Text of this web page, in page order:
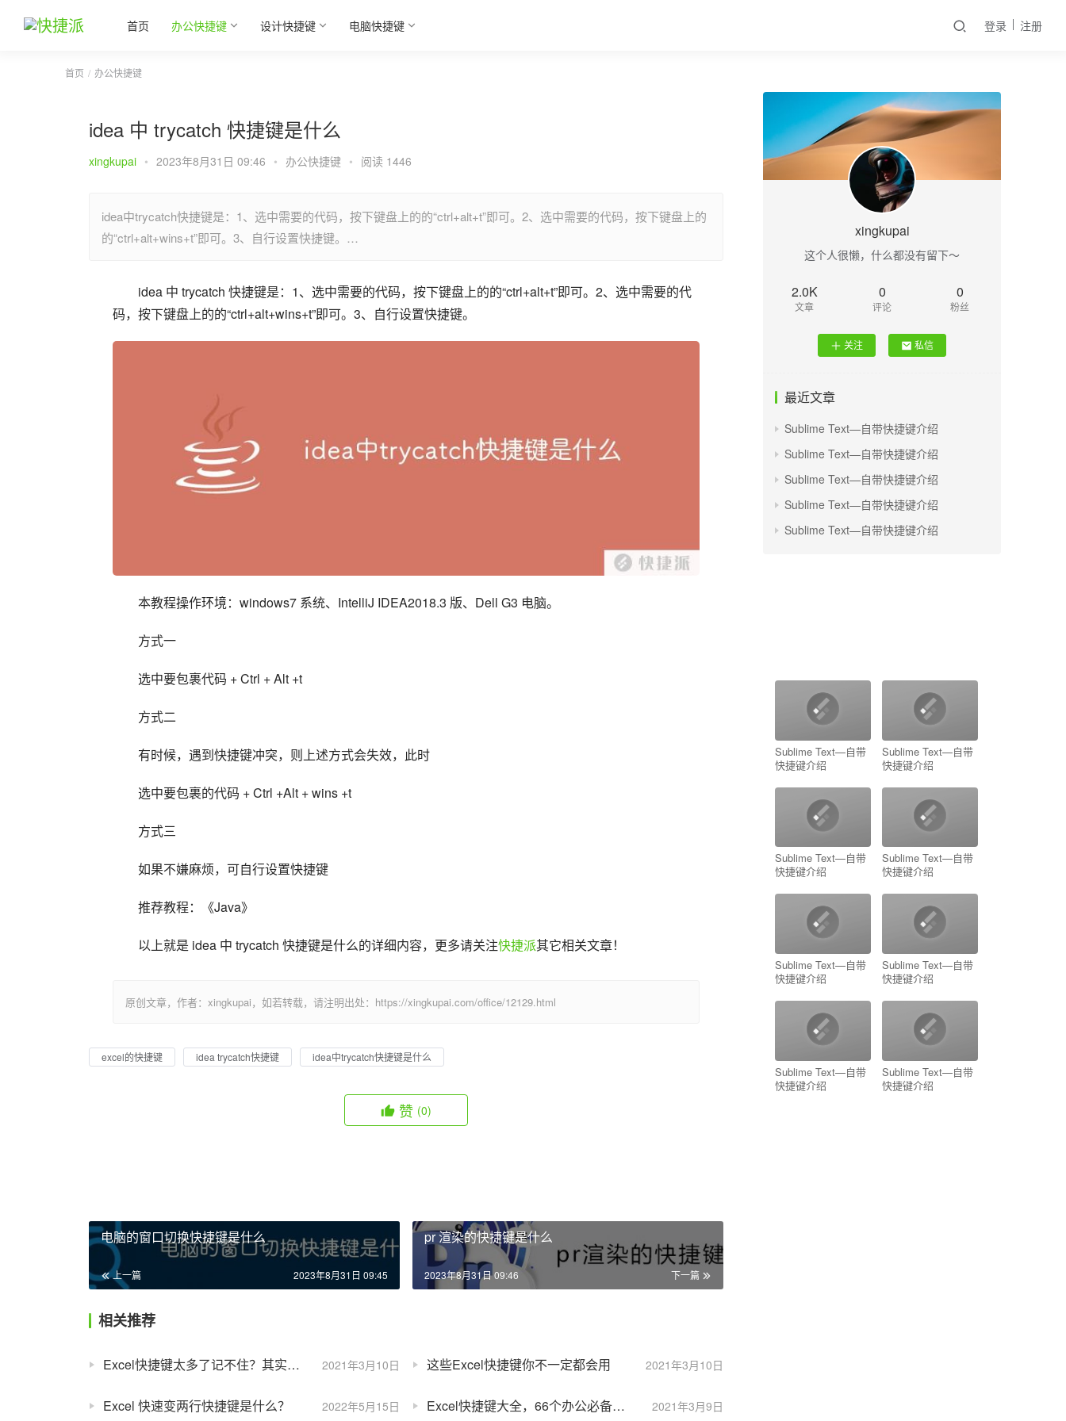
首页 办公快捷键 设计快捷键 电脑快捷键 登录 注册
首页 办公快捷键
idea 中 trycatch 快捷键是什么
xingkupai • 2023年8月31日 09:46 • 办公快捷键 • 阅读 1446
idea中trycatch快捷键是：1、选中需要的代码，按下键盘上的的“ctrl+alt+t”即可。2、选中需要的代码，按下键盘上的
的“ctrl+alt+wins+t”即可。3、自行设置快捷键。…
idea 中 trycatch 快捷键是：1、选中需要的代码，按下键盘上的的“ctrl+alt+t”即可。2、选中需要的代
码，按下键盘上的的“ctrl+alt+wins+t”即可。3、自行设置快捷键。
本教程操作环境：windows7 系统、IntelliJ IDEA2018.3 版、Dell G3 电脑。
方式一
选中要包裹代码 + Ctrl + Alt +t
方式二
有时候，遇到快捷键冲突，则上述方式会失效，此时
选中要包裹的代码 + Ctrl +Alt + wins +t
方式三
如果不嫌麻烦，可自行设置快捷键
推荐教程：《Java》
以上就是 idea 中 trycatch 快捷键是什么的详细内容，更多请关注快捷派其它相关文章！
原创文章，作者：xingkupai，如若转载，请注明出处：https://xingkupai.com/office/12129.html
excel的快捷键 idea trycatch快捷键 idea中trycatch快捷键是什么
赞 (0)
电脑的窗口切换快捷键是什么
上一篇 2023年8月31日 09:45
pr 渲染的快捷键是什么
下一篇
2023年8月31日 09:46
相关推荐
2021年3月10日
Excel快捷键太多了记不住？其实，学会这个“万能键”就足够了！ 2021年3月10日
这些Excel快捷键你不一定都会用
2022年5月15日
Excel 快速变两行快捷键是什么？ 2021年3月9日
Excel快捷键大全，66个办公必备快捷键
xingkupai
这个人很懒，什么都没有留下～
2.0K
文章
0
评论
0
粉丝
关注 私信
最近文章
Sublime Text—自带快捷键介绍
Sublime Text—自带快捷键介绍
Sublime Text—自带快捷键介绍
Sublime Text—自带快捷键介绍
Sublime Text—自带快捷键介绍
Sublime Text—自带
快捷键介绍
Sublime Text—自带
快捷键介绍
Sublime Text—自带
快捷键介绍
Sublime Text—自带
快捷键介绍
Sublime Text—自带
快捷键介绍
Sublime Text—自带
快捷键介绍
Sublime Text—自带
快捷键介绍
Sublime Text—自带
快捷键介绍